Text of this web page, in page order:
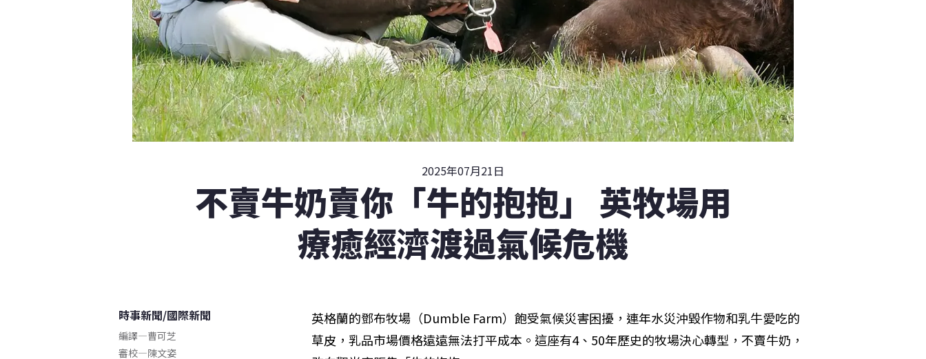
2025年07月21日
不賣牛奶賣你「牛的抱抱」 英牧場用
療癒經濟渡過氣候危機
時事新聞/國際新聞
編譯—曹可芝
審校—陳文姿
英格蘭的鄧布牧場（Dumble Farm）飽受氣候災害困擾，連年水災沖毀作物和乳牛愛吃的
草皮，乳品市場價格遠遠無法打平成本。這座有4、50年歷史的牧場決心轉型，不賣牛奶，